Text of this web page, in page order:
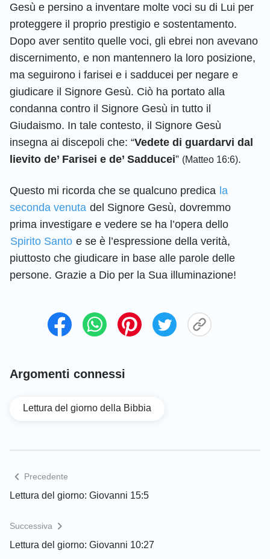
Gesù e persino a inventare molte voci su di Lui per
proteggere il proprio prestigio e sostentamento.
Dopo aver sentito quelle voci, gli ebrei non avevano
discernimento, e non mantennero la loro posizione,
ma seguirono i farisei e i sadducei per negare e
giudicare il Signore Gesù. Ciò ha portato alla
condanna contro il Signore Gesù in tutto il
Giudaismo. In tale contesto, il Signore Gesù
insegna ai discepoli che: “Vedete di guardarvi dal
lievito de’ Farisei e de’ Sadducei” (Matteo 16:6).
Questo mi ricorda che se qualcuno predica la
seconda venuta del Signore Gesù, dovremmo
prima investigare e vedere se ha l’opera dello
Spirito Santo e se è l’espressione della verità,
piuttosto che giudicare in base alle parole delle
persone. Grazie a Dio per la Sua illuminazione!
Argomenti connessi
Lettura del giorno della Bibbia
Precedente
Lettura del giorno: Giovanni 15:5
Successiva
Lettura del giorno: Giovanni 10:27